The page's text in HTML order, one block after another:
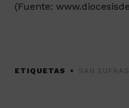
(Fuente:
ETIQUETAS SAN